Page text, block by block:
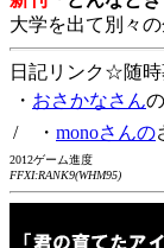
大学を出て別々
日記リンク☆随
・ おさかなさん
/ ・ monoさんの
2012ゲーム進度
FFXI:RANK9(WHM95)